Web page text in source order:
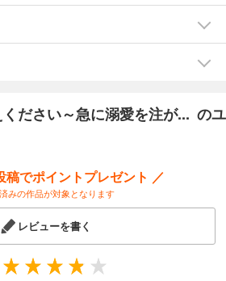
ださい～急に溺愛を注が... のユ
稿でポイントプレゼント ／
みの作品が対象となります
レビューを書く